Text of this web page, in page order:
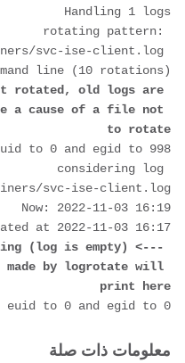
Handling 1 logs
rotating pattern:
svc-ise-client.log
line (10 rotations)
rotated, old logs are
a cause of a file not
to rotate
to 0 and egid to 998
considering log
svc-ise-client.log
Now: 2022-11-03 16:19
at 2022-11-03 16:17
(log is empty) <---
made by logrotate will
print here
euid to 0 and egid to 0
معلومات ذات صلة